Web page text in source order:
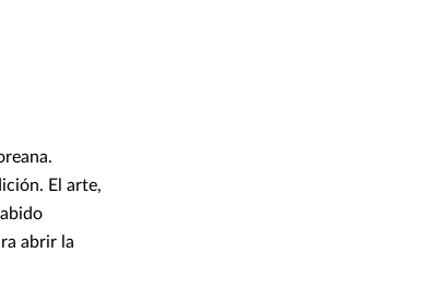
El arte,
abrir la